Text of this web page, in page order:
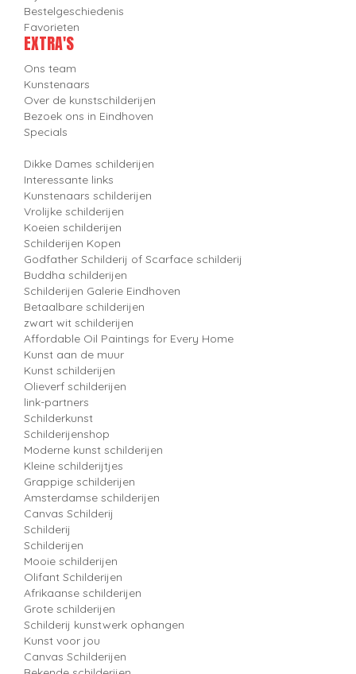
Bestelgeschiedenis
Favorieten
EXTRA'S
Ons team
Kunstenaars
Over de kunstschilderijen
Bezoek ons in Eindhoven
Specials
Dikke Dames schilderijen
Interessante links
Kunstenaars schilderijen
Vrolijke schilderijen
Koeien schilderijen
Schilderijen Kopen
Godfather Schilderij of Scarface schilderij
Buddha schilderijen
Schilderijen Galerie Eindhoven
Betaalbare schilderijen
zwart wit schilderijen
Affordable Oil Paintings for Every Home
Kunst aan de muur
Kunst schilderijen
Olieverf schilderijen
link-partners
Schilderkunst
Schilderijenshop
Moderne kunst schilderijen
Kleine schilderijtjes
Grappige schilderijen
Amsterdamse schilderijen
Canvas Schilderij
Schilderij
Schilderijen
Mooie schilderijen
Olifant Schilderijen
Afrikaanse schilderijen
Grote schilderijen
Schilderij kunstwerk ophangen
Kunst voor jou
Canvas Schilderijen